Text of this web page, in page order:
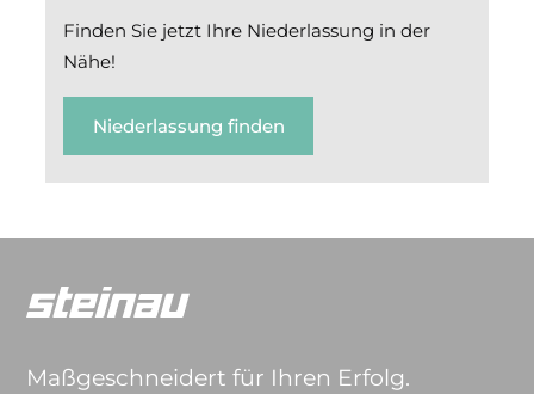
Finden Sie jetzt Ihre Niederlassung in der
Nähe!
Niederlassung finden
Maßgeschneidert für Ihren Erfolg.